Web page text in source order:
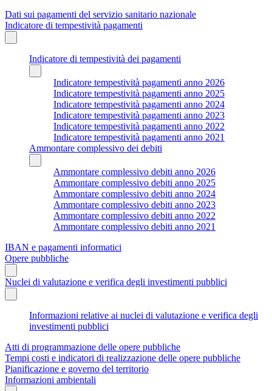
Dati sui pagamenti del servizio sanitario nazionale
Indicatore di tempestività pagamenti
Indicatore di tempestività dei pagamenti
Indicatore tempestività pagamenti anno 2026
Indicatore tempestività pagamenti anno 2025
Indicatore tempestività pagamenti anno 2024
Indicatore tempestività pagamenti anno 2023
Indicatore tempestività pagamenti anno 2022
Indicatore tempestività pagamenti anno 2021
Ammontare complessivo dei debiti
Ammontare complessivo debiti anno 2026
Ammontare complessivo debiti anno 2025
Ammontare complessivo debiti anno 2024
Ammontare complessivo debiti anno 2023
Ammontare complessivo debiti anno 2022
Ammontare complessivo debiti anno 2021
IBAN e pagamenti informatici
Opere pubbliche
Nuclei di valutazione e verifica degli investimenti pubblici
Informazioni relative ai nuclei di valutazione e verifica degli
investimenti pubblici
Atti di programmazione delle opere pubbliche
Tempi costi e indicatori di realizzazione delle opere pubbliche
Pianificazione e governo del territorio
Informazioni ambientali